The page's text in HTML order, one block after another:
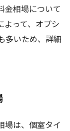
金相場について
よって、オプシ
多いため、詳細
場は、個室タイ